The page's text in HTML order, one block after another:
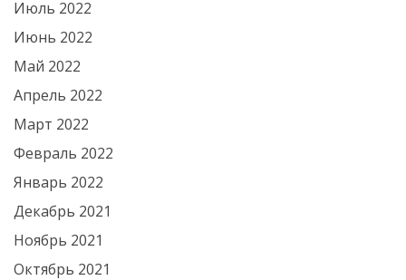
Июль 2022
Июнь 2022
Май 2022
Апрель 2022
Март 2022
Февраль 2022
Январь 2022
Декабрь 2021
Ноябрь 2021
Октябрь 2021